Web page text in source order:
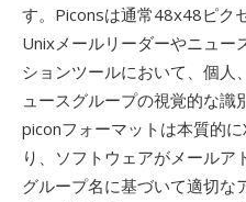
す。Piconsは通常48x48ピク
Unixメールリーダーやニュー
ションツールにおいて、個
ュースグループの視覚的な識
piconフォーマットは本質的
り、ソフトウェアがメールア
グループ名に基づいて適切な